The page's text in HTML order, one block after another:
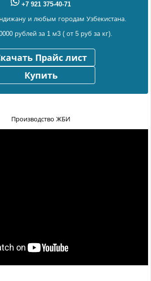
+7 921 375-40-71
и любым городам Узбекистана.
рублей за 1 м3 ( от 5 руб за кг).
Прайс лист
Купить
Производство ЖБИ